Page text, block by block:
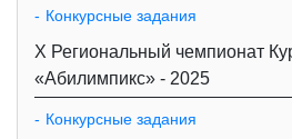
Конкурсные задания
X Региональный чемпионат
«Абилимпикс» - 2025
Конкурсные задания